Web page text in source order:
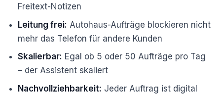
Freitext-Notizen
Leitung frei: Autohaus-Aufträge blockieren nicht
mehr das Telefon für andere Kunden
Skalierbar: Egal ob 5 oder 50 Aufträge pro Tag
– der Assistent skaliert
Nachvollziehbarkeit: Jeder Auftrag ist digital